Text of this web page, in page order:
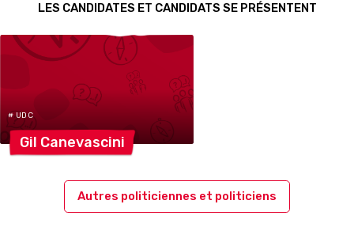
LES CANDIDATES ET CANDIDATS SE PRÉSENTENT
# UDC
Gil Canevascini
Autres politiciennes et politiciens